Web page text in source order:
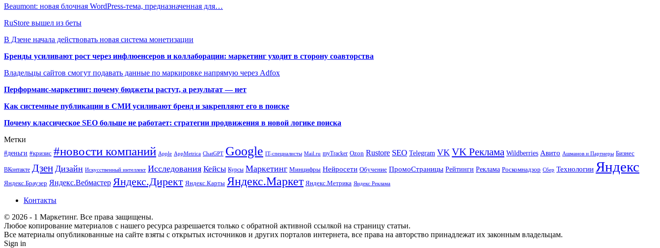
Beaumont: новая блочная WordPress-тема, предназначенная для…
RuStore вышел из беты
В Дзене начала действовать новая система монетизации
Бренды усиливают рост через инфлюенсеров и коллаборации: маркетинг уходит в сторону соавторства
Владельцы сайтов смогут подавать данные по маркировке напрямую через Adfox
Перформанс-маркетинг: почему бюджеты растут, а результат — нет
Как системные публикации в СМИ усиливают бренд и закрепляют его в поиске
Почему классическое SEO больше не работает: стратегии продвижения в новой логике поиска
Метки
#деньги #кризис #новости компаний Apple AppMetrica ChatGPT Google IT-специалисты Mail.ru myTracker Ozon Rustore SEO Telegram VK VK Реклама Wildberries Авито Ашманов и Партнеры Бизнес
ВКонтакте Дзен Дизайн Искусственный интеллект Исследования Кейсы Курсы Маркетинг Минцифры Нейросети Обучение ПромоСтраницы Рейтинги Реклама Роскомнадзор Сбер Технологии Яндекс
Яндекс.Браузер Яндекс.Вебмастер Яндекс.Директ Яндекс.Карты Яндекс.Маркет Яндекс.Метрика Яндекс Реклама
Контакты
© 2026 - 1 Маркетинг. Все права защищены.
Любое копирование материалов с нашего ресурса разрешается только с обратной активной ссылкой на страницу статьи.
Все материалы опубликованные на сайте взяты с открытых источников и других порталов интернета, все права на авторство принадлежат их законным владельцам.
Sign in